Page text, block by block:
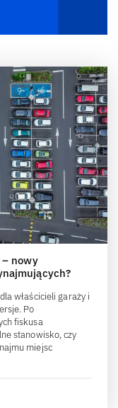
– nowy
właścicieli garaży i
Po
fiskusa
stanowisko, czy
miejsc